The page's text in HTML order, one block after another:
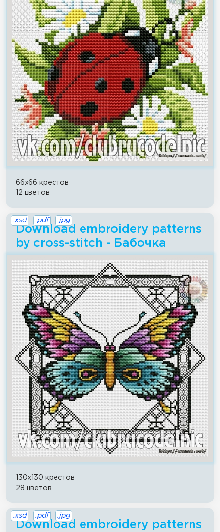
66x66 крестов
12 цветов
Download embroidery patterns
by cross-stitch - Бабочка
.xsd .pdf .jpg
130x130 крестов
28 цветов
Download embroidery patterns
.xsd .pdf .jpg